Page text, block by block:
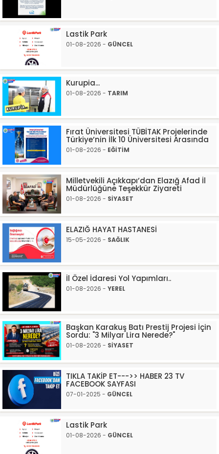
Lastik Park
01-08-2026 - GÜNCEL
Kurupia...
01-08-2026 - TARIM
Fırat Üniversitesi TÜBİTAK Projelerinde
Türkiye’nin İlk 10 Üniversitesi Arasında
01-08-2026 - EĞİTİM
Milletvekili Açıkkapı’dan Elazığ Afad İl
Müdürlüğüne Teşekkür Ziyareti
01-08-2026 - SİYASET
ELAZIĞ HAYAT HASTANESİ
15-05-2026 - SAĞLIK
İl Özel İdaresi Yol Yapımları..
01-08-2026 - YEREL
Başkan Karakuş Batı Prestij Projesi İçin
Sordu: "3 Milyar Lira Nerede?"
01-08-2026 - SİYASET
TIKLA TAKİP ET--->> HABER 23 TV
FACEBOOK SAYFASI
07-01-2025 - GÜNCEL
Lastik Park
01-08-2026 - GÜNCEL